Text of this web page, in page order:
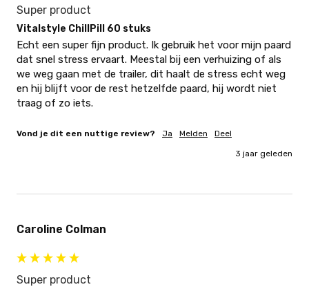
Super product
Vitalstyle ChillPill 60 stuks
Echt een super fijn product. Ik gebruik het voor mijn paard
dat snel stress ervaart. Meestal bij een verhuizing of als
we weg gaan met de trailer, dit haalt de stress echt weg
en hij blijft voor de rest hetzelfde paard, hij wordt niet
traag of zo iets.
Vond je dit een nuttige review? Ja Melden Deel
3 jaar geleden
Caroline Colman
Super product